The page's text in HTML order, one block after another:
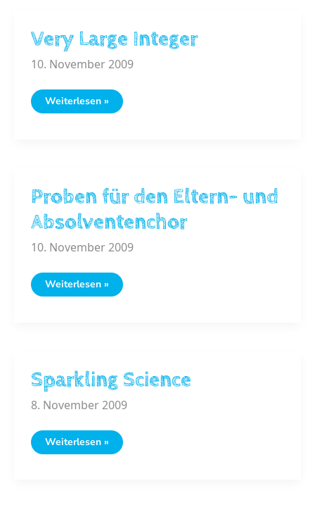
Very Large Integer
10. November 2009
Very
Large
Weiterlesen »
Proben für den Eltern- und
Absolventenchor
10. November 2009
Proben
für
Weiterlesen »
Sparkling Science
8. November 2009
Sparkling
Weiterlesen »